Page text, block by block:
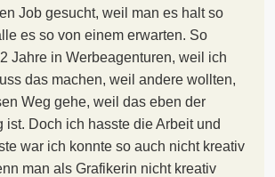
Job gesucht, weil man es halt so
es so von einem erwarten. So
Jahre in Werbeagenturen, weil ich
das machen, weil andere wollten,
Weg gehe, weil das eben der
ist. Doch ich hasste die Arbeit und
war ich konnte so auch nicht kreativ
man als Grafikerin nicht kreativ